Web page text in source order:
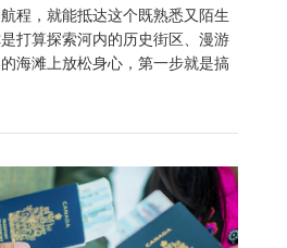
程，就能抵达这个既熟悉又陌生
打算探索河内的历史街区、漫游
海滩上放松身心，第一步就是搞